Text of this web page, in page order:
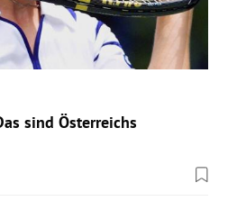
sind Österreichs